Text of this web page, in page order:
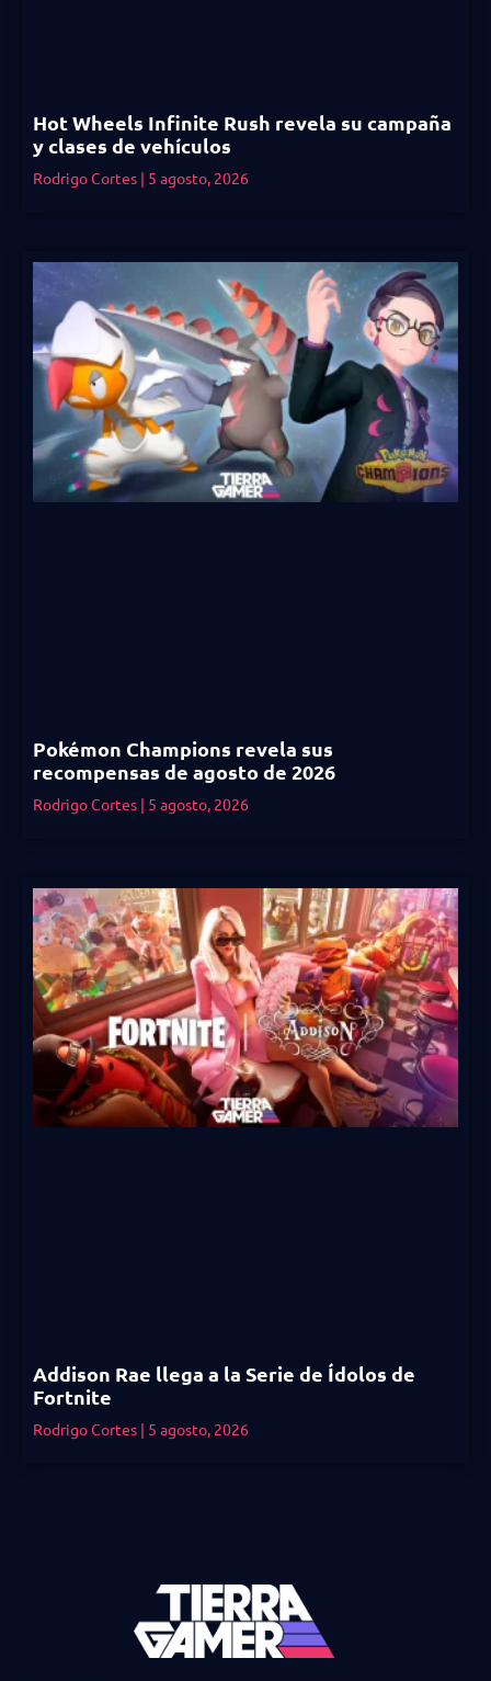
Hot Wheels Infinite Rush revela su campaña
y clases de vehículos
Rodrigo Cortes 5 agosto, 2026
Pokémon Champions revela sus
recompensas de agosto de 2026
Rodrigo Cortes 5 agosto, 2026
Addison Rae llega a la Serie de Ídolos de
Fortnite
Rodrigo Cortes 5 agosto, 2026